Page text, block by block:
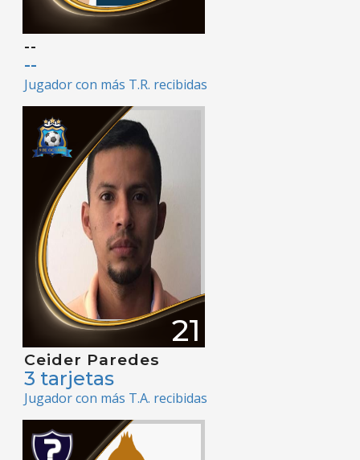
--
--
Jugador con más T.R. recibidas
21
Ceider Paredes
3 tarjetas
Jugador con más T.A. recibidas